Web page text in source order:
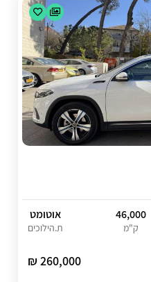
46,000
ק"מ
אוטומט
ת.הילוכים
260,000 ₪